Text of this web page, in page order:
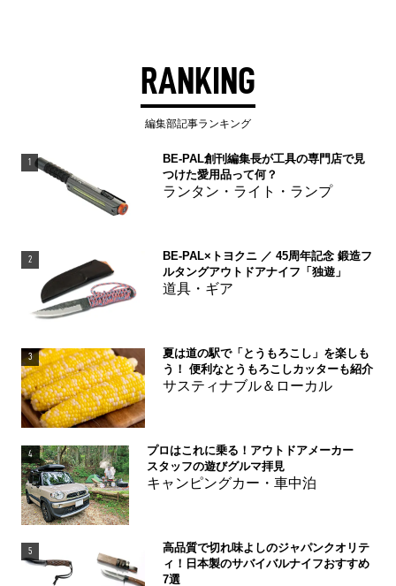
RANKING
編集部記事ランキング
1
BE-PAL創刊編集長が工具の専門店で見
つけた愛用品って何？
ランタン・ライト・ランプ
2
BE-PAL×トヨクニ ／ 45周年記念 鍛造フ
ルタングアウトドアナイフ「独遊」
道具・ギア
3
夏は道の駅で「とうもろこし」を楽しも
う！ 便利なとうもろこしカッターも紹介
サスティナブル＆ローカル
4
プロはこれに乗る！アウトドアメーカー
スタッフの遊びグルマ拝見
キャンピングカー・車中泊
5
高品質で切れ味よしのジャパンクオリテ
ィ！日本製のサバイバルナイフおすすめ
7選